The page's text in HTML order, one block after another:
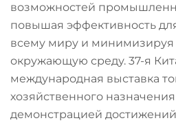
возможностей
повышая эффективность
всему миру и минимизируя
окружающую среду. 37-я
международная выставка
хозяйственного
демонстрацией